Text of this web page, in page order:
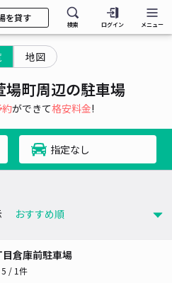
を貸す
検索 ログイン メニュー
地図
場町周辺の駐車場
約ができて格安料金!
指定なし
倉庫前駐車場
5 / 1件